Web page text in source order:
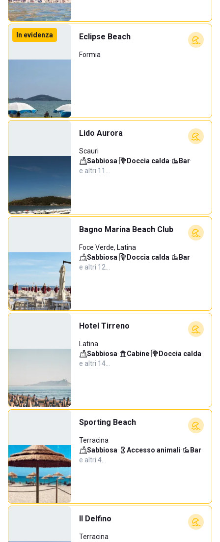
In evidenza Eclipse Beach
Formia
Lido Aurora
Scauri
Sabbiosa· Doccia calda· Bar·
e altri 11…
Bagno Marina Beach Club
Foce Verde, Latina
Sabbiosa· Doccia calda· Bar·
e altri 12…
Hotel Tirreno
Latina
Sabbiosa· Cabine· Doccia calda·
e altri 14…
Sporting Beach
Terracina
Sabbiosa· Accesso animali· Bar·
e altri 4…
Il Delfino
Terracina